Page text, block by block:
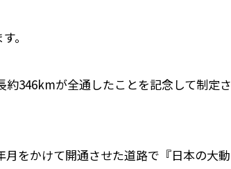
。
346kmが全通したことを記念して制定さ
をかけて開通させた道路で『日本の大動